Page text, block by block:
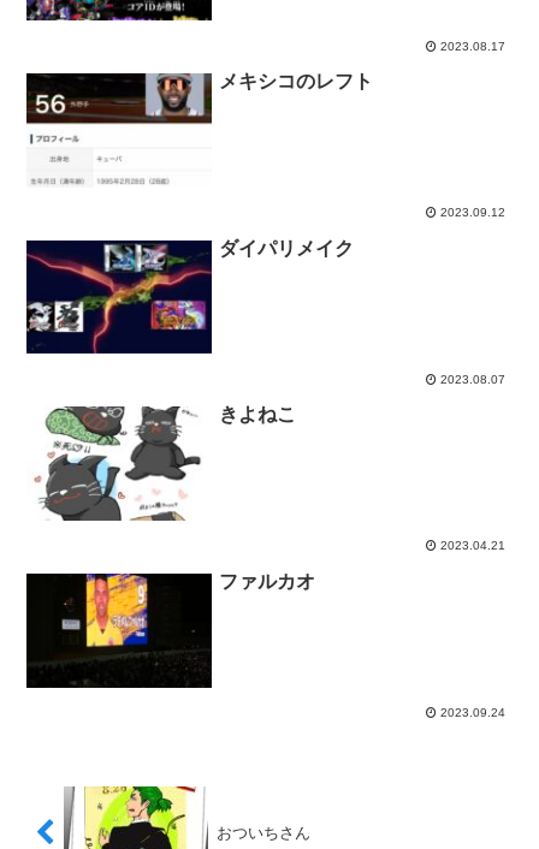
2023.08.17
メキシコのレフト
2023.09.12
ダイパリメイク
2023.08.07
きよねこ
2023.04.21
ファルカオ
2023.09.24
おついちさん